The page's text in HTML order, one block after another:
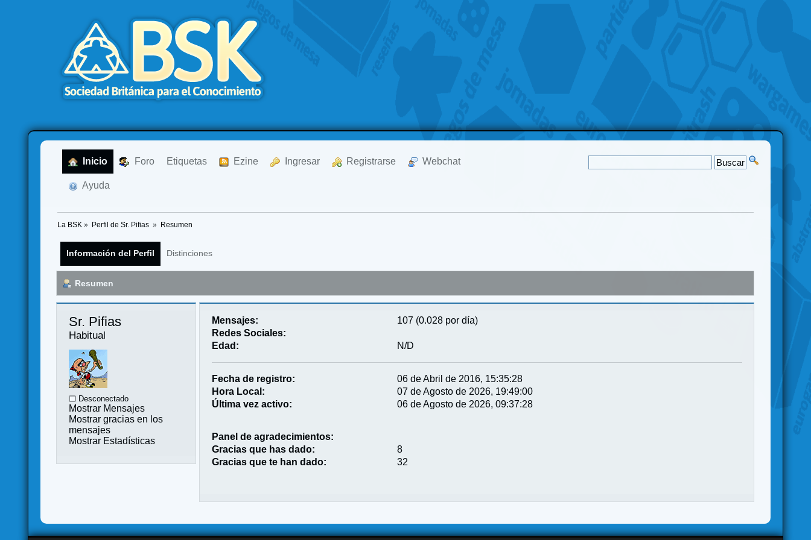
Inicio Foro Etiquetas Ezine Ingresar Registrarse Webchat
Ayuda
La BSK » Perfil de Sr. Pifias » Resumen
Información del Perfil Distinciones
Resumen
Sr. Pifias
Habitual
Desconectado
Mostrar Mensajes
Mostrar gracias en los
mensajes
Mostrar Estadísticas
Mensajes:
107 (0.028 por día)
Redes Sociales:
Edad:
N/D
Fecha de registro:
06 de Abril de 2016, 15:35:28
Hora Local:
07 de Agosto de 2026, 19:49:00
Última vez activo:
06 de Agosto de 2026, 09:37:28
Panel de agradecimientos:
Gracias que has dado:
8
Gracias que te han dado:
32